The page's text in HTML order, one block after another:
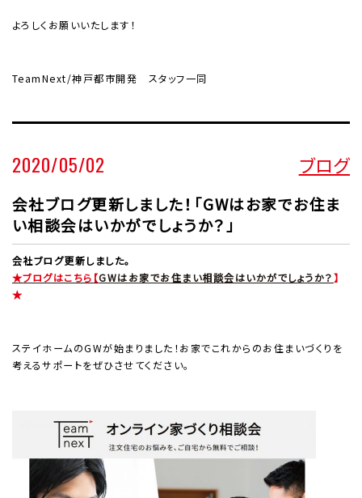
よろしくお願いいたします！
TeamNext/神戸都市開発 スタッフ一同
2020/05/02 ブログ
会社ブログ更新しました！「GWはお家でお住ま
い相談会はいかがでしょうか？」
会社ブログ更新しました。
★ブログはこちら【GWはお家でお住まい相談会はいかがでしょうか？】
★
ステイホームのGWが始まりました！お家でこれからのお住まいづくりを
考えるサポートをぜひさせてください。